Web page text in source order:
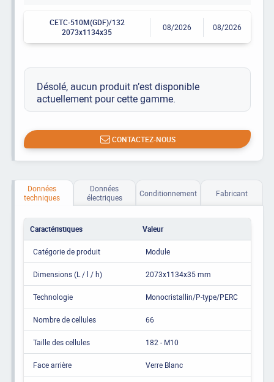
CETC-510M(GDF)/132
2073x1134x35
08/2026 08/2026
Désolé, aucun produit n’est disponible
actuellement pour cette gamme.
CONTACTEZ-NOUS
Données
techniques
Données
électriques
Conditionnement Fabricant
Caractéristiques Valeur
Catégorie de produit Module
Dimensions (L / l / h) 2073x1134x35 mm
Technologie Monocristallin/P-type/PERC
Nombre de cellules 66
Taille des cellules 182 - M10
Face arrière Verre Blanc